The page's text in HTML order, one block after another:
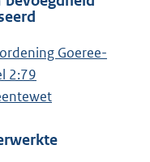
Goeree-
2:79